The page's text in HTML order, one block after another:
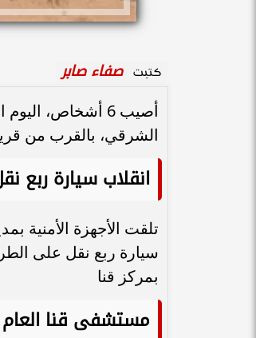
كتبت صفاء صابر
أصيب 6 أشخاص،
الشرقي، بالقرب من
انقلاب سيارة ربع
تلقت الأجهزة الأمنية
سيارة ربع نقل على
بمركز قنا
مستشفى قنا العام